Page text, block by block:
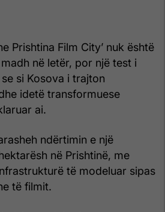
Prishtina Film City’ nuk është
në letër, por një test i
si Kosova i trajton
idetë transformuese
ai.
ndërtimin e një
në Prishtinë, me
të modeluar sipas
të filmit.